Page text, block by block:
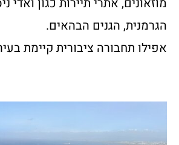
הגרמנית, הגנים הבהאים.
אפילו תחבורה ציבורית קיימת